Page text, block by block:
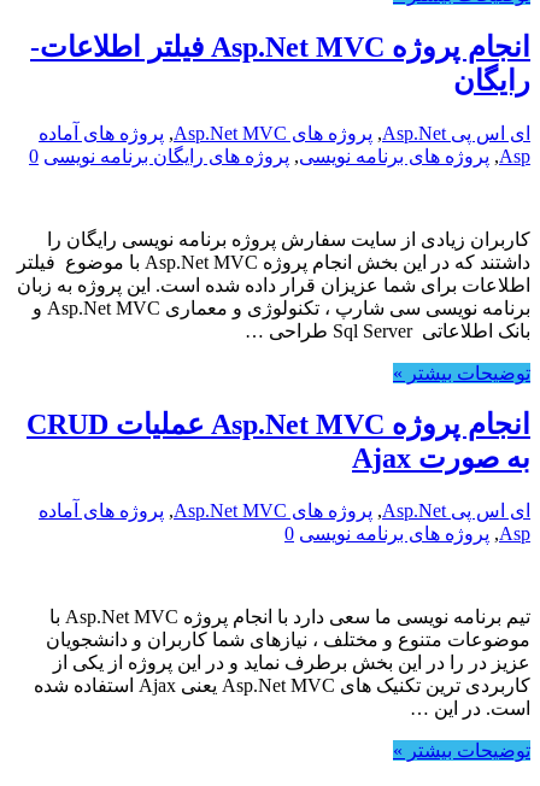
انجام پروژه Asp.Net MVC فیلتر اطلاعات-
رایگان
ای اس پی Asp.Net , پروژه های Asp.Net MVC , پروژه های آماده
Asp
, پروژه های برنامه نویسی, پروژه های رایگان برنامه نویسی 0
کاربران زیادی از سایت سفارش پروژه برنامه نویسی رایگان را
داشتند که در این بخش انجام پروژه Asp.Net MVC با موضوع فیلتر
اطلاعات برای شما عزیزان قرار داده شده است. این پروژه به زبان
برنامه نویسی سی شارپ ، تکنولوژی و معماری Asp.Net MVC و
بانک اطلاعاتی Sql Server طراحی …
توضیحات بیشتر »
انجام پروژه Asp.Net MVC عملیات CRUD
به صورت Ajax
ای اس پی Asp.Net , پروژه های Asp.Net MVC , پروژه های آماده
Asp
, پروژه های برنامه نویسی 0
تیم برنامه نویسی ما سعی دارد با انجام پروژه Asp.Net MVC با
موضوعات متنوع و مختلف ، نیازهای شما کاربران و دانشجویان
عزیز در را در این بخش برطرف نماید و در این پروژه از یکی از
کاربردی ترین تکنیک های Asp.Net MVC یعنی Ajax استفاده شده
است. در این …
توضیحات بیشتر »